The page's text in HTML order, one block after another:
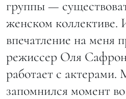
группы —
женском коллективе.
впечатление на меня
режиссер Оля
работает с актерами.
запомнился момент